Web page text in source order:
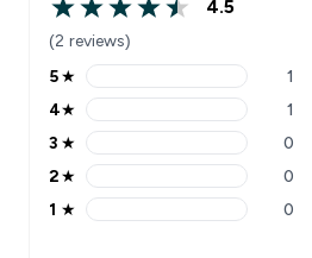
4.5 out of 5 stars
4.5
(2 reviews)
5 stars rating 1 reviews
5★ 1
4 stars rating 1 reviews
4★ 1
3 stars rating 0 reviews
3 ★ 0
2 stars rating 0 reviews
2★ 0
1 stars rating 0 reviews
1 ★ 0